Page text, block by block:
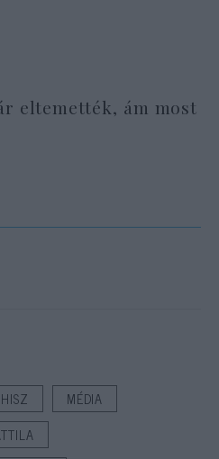
eltemették, ám most
MÉDIA